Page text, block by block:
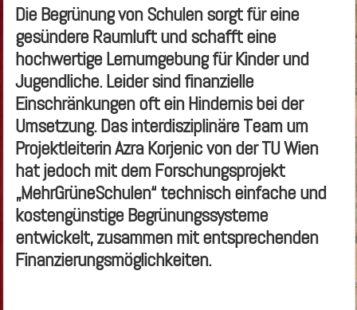
Die Begrünung von Schulen sorgt für eine
gesündere Raumluft und schafft eine
hochwertige Lernumgebung für Kinder und
Jugendliche. Leider sind finanzielle
Einschränkungen oft ein Hindernis bei der
Umsetzung. Das interdisziplinäre Team um
Projektleiterin Azra Korjenic von der TU Wien
hat jedoch mit dem Forschungsprojekt
„MehrGrüneSchulen“ technisch einfache und
kostengünstige Begrünungssysteme
entwickelt, zusammen mit entsprechenden
Finanzierungsmöglichkeiten.